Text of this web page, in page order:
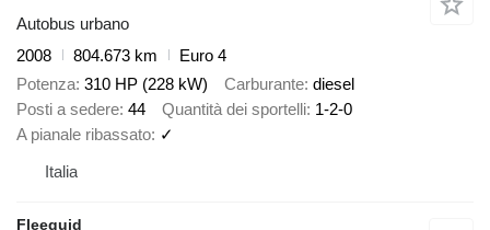
Autobus urbano
2008
804.673 km
Euro 4
Potenza 310 HP (228 kW) Carburante diesel
Posti a sedere 44 Quantità dei sportelli 1-2-0
A pianale ribassato ✓
Italia
Fleequid